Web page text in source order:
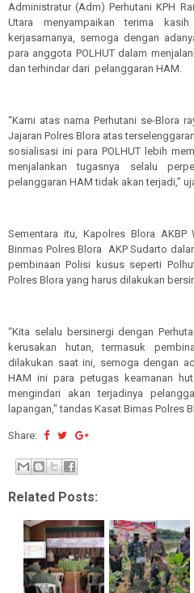
Administratur (Adm) Perhutani KPH
Utara menyampaikan terima
kerjasamanya, semoga dengan
para anggota POLHUT dalam
dan terhindar dari pelanggaran HAM.
“Kami atas nama Perhutani se-Blora
Jajaran Polres Blora atas
sosialisasi ini para POLHUT lebih
menjalankan tugasnya selalu
pelanggaran HAM tidak akan terjadi,”
Sementara itu, Kapolres Blora AKBP
Binmas Polres Blora AKP Sudarto
pembinaan Polisi kusus seperti
Polres Blora yang harus dilakukan
“Kita selalu bersinergi dengan
kerusakan hutan, termasuk
dilakukan saat ini, semoga dengan
HAM ini para petugas keamanan
mengindari akan terjadinya
lapangan," tandas Kasat Bimas Polres
Share:
Related Posts: